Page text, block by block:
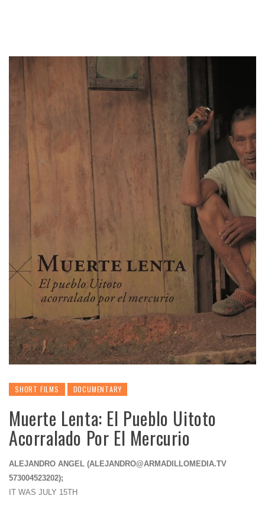
SHORT FILMS DOCUMENTARY
Muerte Lenta: El Pueblo Uitoto
Acorralado Por El Mercurio
ALEJANDRO ANGEL (ALEJANDRO@ARMADILLOMEDIA.TV
573004523202);
IT WAS JULY 15TH